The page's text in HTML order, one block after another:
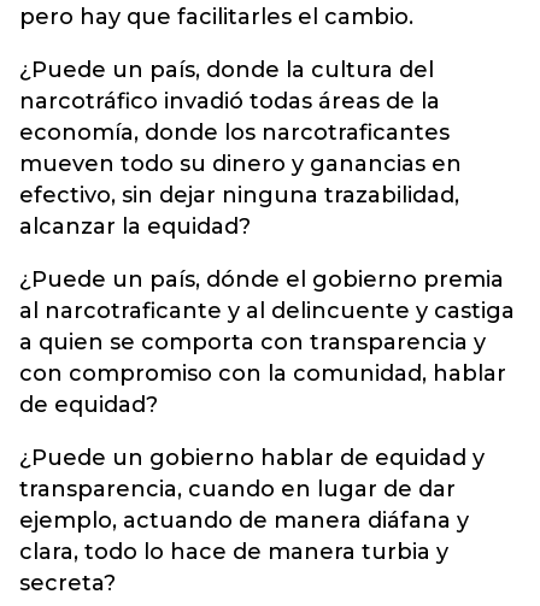
pero hay que facilitarles el cambio.
¿Puede un país, donde la cultura del
narcotráfico invadió todas áreas de la
economía, donde los narcotraficantes
mueven todo su dinero y ganancias en
efectivo, sin dejar ninguna trazabilidad,
alcanzar la equidad?
¿Puede un país, dónde el gobierno premia
al narcotraficante y al delincuente y castiga
a quien se comporta con transparencia y
con compromiso con la comunidad, hablar
de equidad?
¿Puede un gobierno hablar de equidad y
transparencia, cuando en lugar de dar
ejemplo, actuando de manera diáfana y
clara, todo lo hace de manera turbia y
secreta?